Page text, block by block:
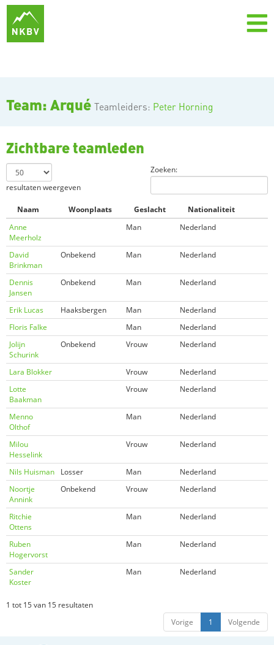
Team: Arqué Teamleiders: Peter Horning
Zichtbare teamleden
resultaten weergeven
Zoeken:
Naam Woonplaats Geslacht
Nationaliteit
Anne
Meerholz
Man Nederland
David
Brinkman
Onbekend Man Nederland
Dennis
Jansen
Onbekend Man Nederland
Erik Lucas Haaksbergen Man
Nederland
Floris Falke
Man
Nederland
Jolijn
Schurink
Onbekend Vrouw Nederland
Lara Blokker Vrouw
Nederland
Lotte
Baakman
Vrouw Nederland
Menno
Olthof
Man Nederland
Milou
Hesselink
Vrouw Nederland
Nils Huisman Losser Man
Nederland
Noortje
Annink
Onbekend Vrouw Nederland
Ritchie
Ottens
Man Nederland
Ruben
Hogervorst
Man Nederland
Sander
Koster
Man Nederland
1 tot 15 van 15 resultaten
Vorige
1 Volgende